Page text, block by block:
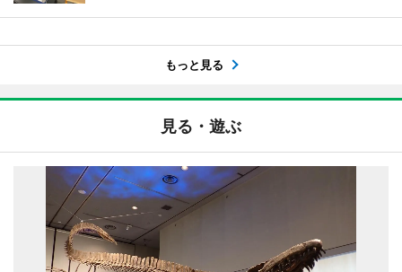
もっと見る
見る・遊ぶ